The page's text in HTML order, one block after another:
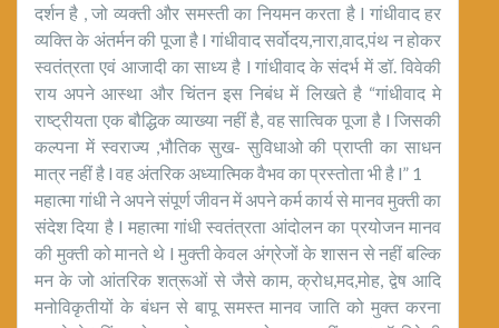
दर्शन है , जो व्यक्ती और समस्ती का नियमन करता है l गांधीवाद हर
व्यक्ति के अंतर्मन की पूजा है l गांधीवाद सर्वोदय,नारा,वाद,पंथ न होकर
स्वतंत्रता एवं आजादी का साध्य है l गांधीवाद के संदर्भ में डॉ. विवेकी
राय अपने आस्था और चिंतन इस निबंध में लिखते है “गांधीवाद मे
राष्ट्रीयता एक बौद्धिक व्याख्या नहीं है, वह सात्विक पूजा है l जिसकी
कल्पना में स्वराज्य ,भौतिक सुख- सुविधाओ की प्राप्ती का साधन
मात्र नहीं है l वह अंतरिक अध्यात्मिक वैभव का प्रस्तोता भी है l” 1
महात्मा गांधी ने अपने संपूर्ण जीवन में अपने कर्म कार्य से मानव मुक्ती का
संदेश दिया है l महात्मा गांधी स्वतंत्रता आंदोलन का प्रयोजन मानव
की मुक्ती को मानते थे l मुक्ती केवल अंग्रेजों के शासन से नहीं बल्कि
मन के जो आंतरिक शत्रूओं से जैसे काम, क्रोध,मद,मोह, द्वेष आदि
मनोविकृतीयों के बंधन से बापू समस्त मानव जाति को मुक्त करना